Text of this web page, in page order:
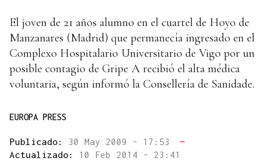
El joven de 21 años alumno en el cuartel de Hoyo de
Manzanares (Madrid) que permanecía ingresado en el
Complexo Hospitalario Universitario de Vigo por un
posible contagio de Gripe A recibió el alta médica
voluntaria, según informó la Consellería de Sanidade.
EUROPA PRESS
Publicado: 30 May 2009 - 17:53
—
Actualizado: 10 Feb 2014 - 23:41